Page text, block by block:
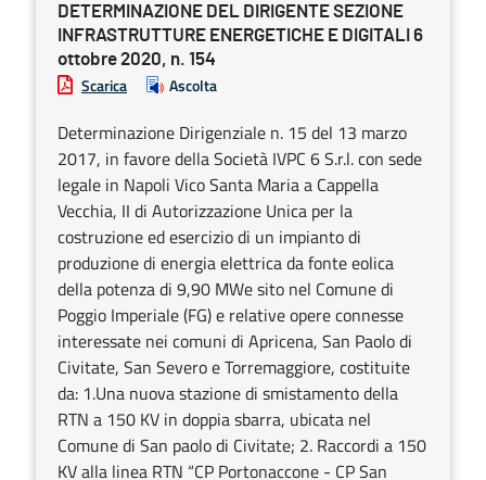
DETERMINAZIONE DEL DIRIGENTE SEZIONE
INFRASTRUTTURE ENERGETICHE E DIGITALI 6
ottobre 2020, n. 154
Scarica Ascolta
Determinazione Dirigenziale n. 15 del 13 marzo
2017, in favore della Società IVPC 6 S.r.l. con sede
legale in Napoli Vico Santa Maria a Cappella
Vecchia, II di Autorizzazione Unica per la
costruzione ed esercizio di un impianto di
produzione di energia elettrica da fonte eolica
della potenza di 9,90 MWe sito nel Comune di
Poggio Imperiale (FG) e relative opere connesse
interessate nei comuni di Apricena, San Paolo di
Civitate, San Severo e Torremaggiore, costituite
da: 1.Una nuova stazione di smistamento della
RTN a 150 KV in doppia sbarra, ubicata nel
Comune di San paolo di Civitate; 2. Raccordi a 150
KV alla linea RTN “CP Portonaccone - CP San